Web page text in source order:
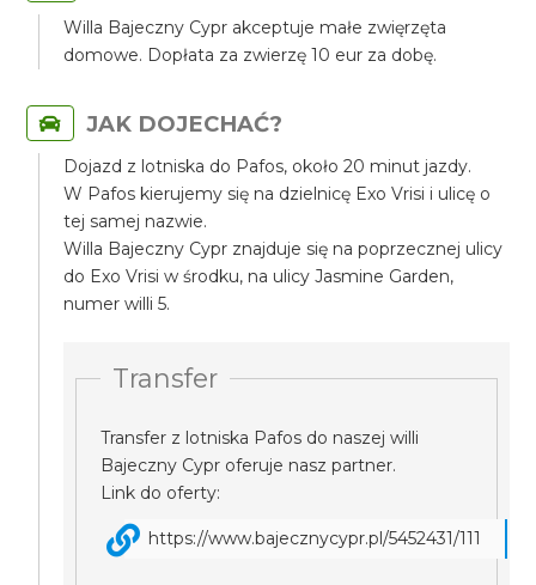
Willa Bajeczny Cypr akceptuje małe zwięrzęta
domowe. Dopłata za zwierzę 10 eur za dobę.
JAK DOJECHAĆ?
Dojazd z lotniska do Pafos, około 20 minut jazdy.
W Pafos kierujemy się na dzielnicę Exo Vrisi i ulicę o
tej samej nazwie.
Willa Bajeczny Cypr znajduje się na poprzecznej ulicy
do Exo Vrisi w środku, na ulicy Jasmine Garden,
numer willi 5.
Transfer
Transfer z lotniska Pafos do naszej willi
Bajeczny Cypr oferuje nasz partner.
Link do oferty:
https://www.bajecznycypr.pl/5452431/111